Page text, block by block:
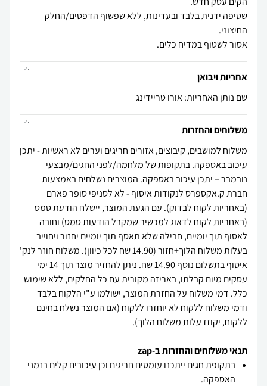
שטיפה ידנית בלבד ובעדינות, ללא שפשוף הדפסים/החלק
אסור לשטוף במדיח כלים.
אחריות ויבואן
שם נותן האחריות: אורו טריידינג
משלוחים והחזרות
משלוח למושבים, קיבוצים, אזורים חריגים וערים לא ראשיות - יתכן
עיכוב באספקה. בתקופות של מלחמה/לפני החגים/מבצעי
נובמבר – יתכן עיכוב באספקה. המוצרים נשלחים באמצעות
חברת ק.אקספרס לנקודות איסוף - לא לסניפי סופר פארם
(באחריות לקוח לבדוק). עם הגעת המוצר, יישלח הודעת סמס
(באחריות לקוח לדאוג למכשיר שמקבל הודעות סמס) וחובה
לאסוף תוך יומיים, חבילה שלא תאסף תוך יומיים יחזור ויחוייב
בעלות משלוח הלוך+חזור (14.90 שח לכל כיוון). משלוח חוזר לנק'
איסוף בתשלום נוסף 14.90 שח. ניתן להחזיר מוצר תוך 14 ימי
עסקים מיום קבלתו, באריזה מקורית עם כל החלקים, ללא שימוש
כלל. דמי משלוח על החזרת המוצר, ישולמו ע"י הלקוח בלבד
ודמי משלוח ללקוח לא יוחזרו ללקוח (אם המוצר נשלח בחינם
ללקוח, יקוזז עלות משלוח הלוך).
תנאי משלוחים והחזרות ב-zap
בתקופת חגים ייתכנו עומסים חריגים וכן עיכובים קלים בזמני
האספקה.